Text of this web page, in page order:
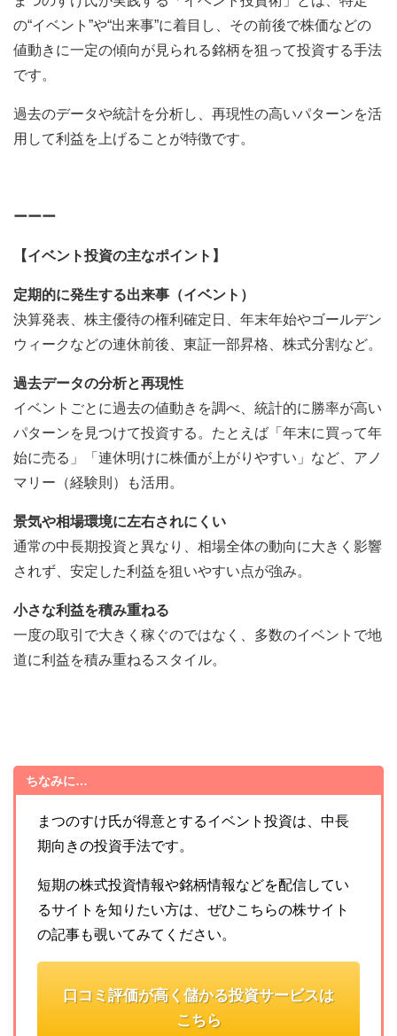
の“イベント”や“出来事”に着目し、その前後で株価などの
値動きに一定の傾向が見られる銘柄を狙って投資する手法
です。
過去のデータや統計を分析し、再現性の高いパターンを活
用して利益を上げることが特徴です。
ーーー
【イベント投資の主なポイント】
定期的に発生する出来事（イベント）
決算発表、株主優待の権利確定日、年末年始やゴールデン
ウィークなどの連休前後、東証一部昇格、株式分割など。
過去データの分析と再現性
イベントごとに過去の値動きを調べ、統計的に勝率が高い
パターンを見つけて投資する。たとえば「年末に買って年
始に売る」「連休明けに株価が上がりやすい」など、アノ
マリー（経験則）も活用。
景気や相場環境に左右されにくい
通常の中長期投資と異なり、相場全体の動向に大きく影響
されず、安定した利益を狙いやすい点が強み。
小さな利益を積み重ねる
一度の取引で大きく稼ぐのではなく、多数のイベントで地
道に利益を積み重ねるスタイル。
ちなみに…
まつのすけ氏が得意とするイベント投資は、中長
期向きの投資手法です。
短期の株式投資情報や銘柄情報などを配信してい
るサイトを知りたい方は、ぜひこちらの株サイト
の記事も覗いてみてください。
口コミ評価が高く儲かる投資サービスは
こちら